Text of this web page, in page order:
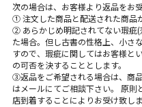
次の場合は、お客様より返品をお
① 注文した商品と配送された商品
② あらかじめ明記されてない瑕疵
た場合。但し古書の性格上、小さ
すので、瑕疵に関してはお客様と
の可否を決することとします。
③返品をご希望される場合は、商
はメールにてご相談下さい。 原
店到着することによりお受け致しま